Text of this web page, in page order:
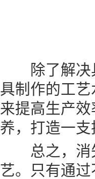
除了解决具
具制作的工
来提高生产
养，打造一
总之，消失
艺。只有通